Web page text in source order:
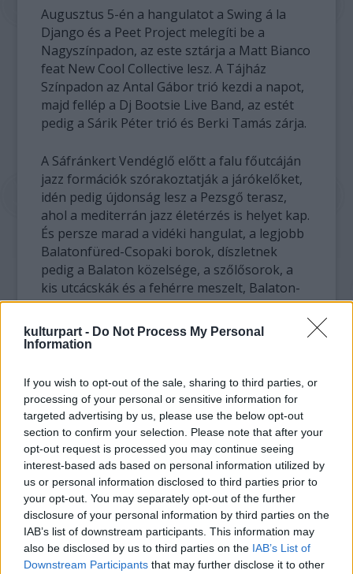
kulturpart - Do Not Process My Personal
Information
If you wish to opt-out of the sale, sharing to third parties, or
processing of your personal or sensitive information for
targeted advertising by us, please use the below opt-out
section to confirm your selection. Please note that after your
opt-out request is processed you may continue seeing
interest-based ads based on personal information utilized by
us or personal information disclosed to third parties prior to
your opt-out. You may separately opt-out of the further
disclosure of your personal information by third parties on the
IAB’s list of downstream participants. This information may
also be disclosed by us to third parties on the IAB’s List of
Downstream Participants that may further disclose it to other
Augusztus 5-én a hangulatot a Swing á la
Django és a Peet Project melegíti be a
Nagyszínpadon, az este sztárja a Matt Bianco
feat New Cool Collective lesz. A Tájház
Színpadon az Antal Gábor trió kezdi a napot,
majd fellép a Dj Bootsie Live Band, az estét
pedig a Sárik Péter trió és Berki Tamás zárja.
A Sáfránkert Vendéglő előtt a falu főutcáján
jazz formációk szórakoztatják a járókelőket,
idén pedig újdonság lesz a Pezsgő terasz,
ahol a mediterrán jazz életérzés is helyet kap.
És persze marad a vidéki hangulat, a legjobb
Balatonfüred-Csopaki borok, díszletnek
pedig a Balaton közelsége, a szőlősorok, a
kis utcácskák és a fehérre meszelt, Balaton-
felvidéki házak.
A Jazzpiknik a gasztronómiában is a
közkedvelt éttermei és kézműves termelői
biztosítják majd a harapnivalókat, a
piknikhangulatot pedig piknikkosarak,
behűtött borok, helyi termelői finomságok és
plédek teszik teljessé. A fesztivál
borkínálatának alapját a házigazda Homola
Pincészet borai adják, emellett kaphatók
lesznek a környékbeli pincészetek válogatott
borai is. Idén is lehet majd TukTukokkal
közlekedni a helyszínek között, a kis motorok
már a fesztivál védjegyévé váltak.